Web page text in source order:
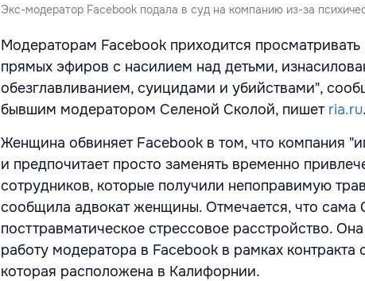
Экс-модератор Facebook подала в суд на компанию из-за
Модераторам Facebook приходится
прямых эфиров с насилием над детьми,
обезглавливанием, суицидами и убийствами",
бывшим модератором Селеной Сколой, пишет ria.ru.
Женщина обвиняет Fаcebook в том, что компания
и предпочитает просто заменять временно
сотрудников, которые получили непоправимую
сообщила адвокат женщины. Отмечается, что сама
посттравматическое стрессовое расстройство.
работу модератора в Facebook в рамках
которая расположена в Калифорнии.